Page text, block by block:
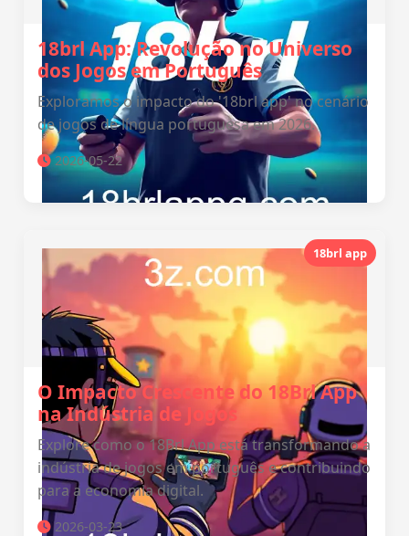
18brl App: Revolução no Universo
dos Jogos em Português
Exploramos o impacto do '18brl app' no cenário
de jogos de língua portuguesa em 2026.
2026-05-22
18brl app
O Impacto Crescente do 18Brl App
na Indústria de Jogos
Explore como o 18Brl App está transformando a
indústria de jogos em português e contribuindo
para a economia digital.
2026-03-23